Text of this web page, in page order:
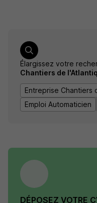
Élargissez votre
Chantiers de
Entreprise Chantiers
Emploi Automaticien
DÉPOSEZ VOTRE